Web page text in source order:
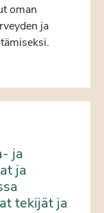
oman
ja
ja
ja
tekijät ja